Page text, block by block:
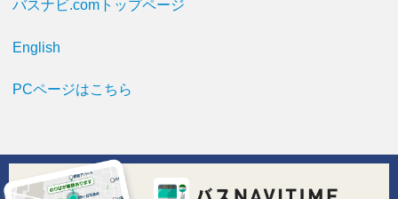
バスナビ.comトップページ
English
PCページはこちら